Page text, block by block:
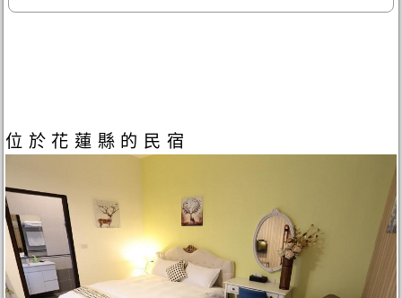
位於花蓮縣的民宿